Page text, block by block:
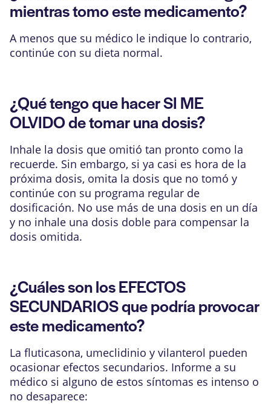
mientras tomo este medicamento?
A menos que su médico le indique lo contrario,
continúe con su dieta normal.
¿Qué tengo que hacer SI ME
OLVIDO de tomar una dosis?
Inhale la dosis que omitió tan pronto como la
recuerde. Sin embargo, si ya casi es hora de la
próxima dosis, omita la dosis que no tomó y
continúe con su programa regular de
dosificación. No use más de una dosis en un día
y no inhale una dosis doble para compensar la
dosis omitida.
¿Cuáles son los EFECTOS
SECUNDARIOS que podría provocar
este medicamento?
La fluticasona, umeclidinio y vilanterol pueden
ocasionar efectos secundarios. Informe a su
médico si alguno de estos síntomas es intenso o
no desaparece: